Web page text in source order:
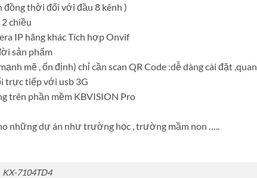
đồng thời đối với đầu 8 kênh )
chiều
IP hãng khác Tích hợp Onvif
sản phẩm
mẽ , ổn định) chỉ cần scan QR Code :dễ dàng cài đặt ,quan
trực tiếp với usb 3G
trên phần mềm KBVISION Pro
những dự án như trường học , trường mầm non …..
KX-7104TD4